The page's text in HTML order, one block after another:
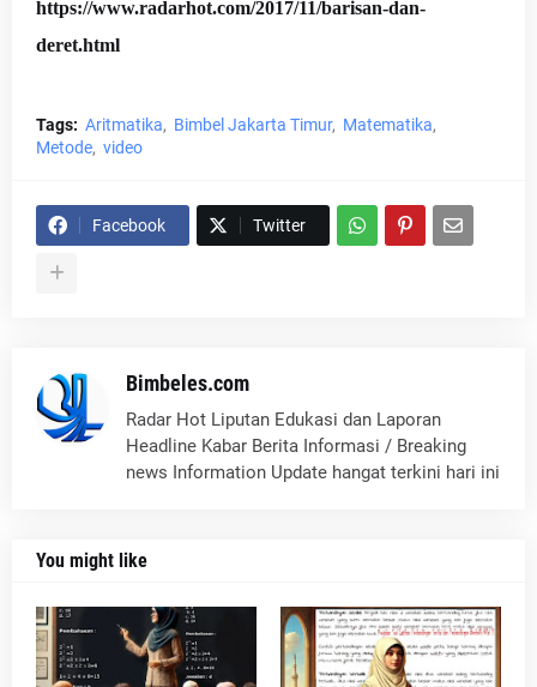
https://www.radarhot.com/2017/11/barisan-dan-
deret.html
Tags: Aritmatika Bimbel Jakarta Timur
Matematika
Metode video
Facebook Twitter
Bimbeles.com
Radar Hot Liputan Edukasi dan Laporan
Headline Kabar Berita Informasi / Breaking
news Information Update hangat terkini hari ini
You might like